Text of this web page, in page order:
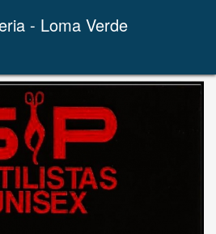
- Loma Verde